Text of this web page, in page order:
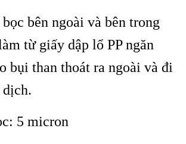
bên ngoài và bên trong
từ giấy dập lổ PP ngăn
bụi than thoát ra ngoài và đi
dịch.
5 micron